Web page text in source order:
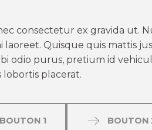
consectetur ex gravida ut.
Quisque quis mattis
odio purus, pretium id
lobortis placerat.
BOUTON 1 BOUTON